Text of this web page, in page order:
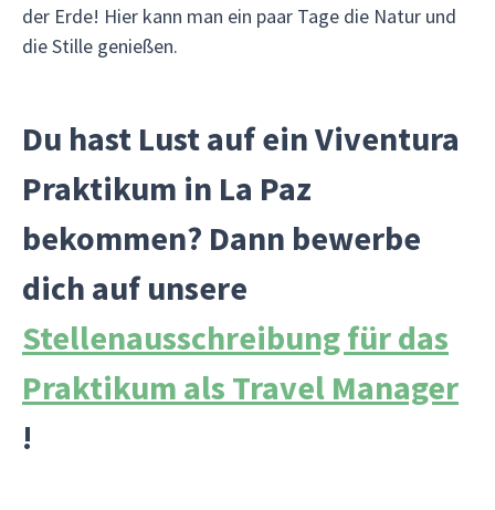
der Erde! Hier kann man ein paar Tage die Natur und
die Stille genießen.
Du hast Lust auf ein Viventura
Praktikum in La Paz
bekommen? Dann bewerbe
dich auf unsere
Stellenausschreibung für das
Praktikum als Travel Manager
!